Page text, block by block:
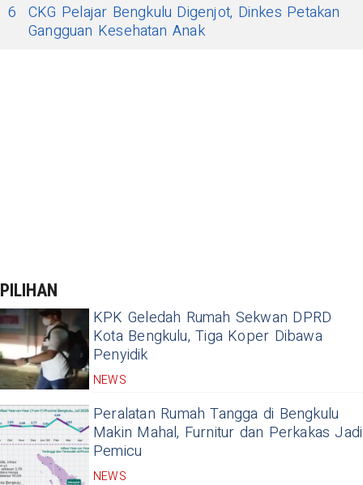
6 CKG Pelajar Bengkulu Digenjot, Dinkes Petakan
Gangguan Kesehatan Anak
PILIHAN
KPK Geledah Rumah Sekwan DPRD
Kota Bengkulu, Tiga Koper Dibawa
Penyidik
NEWS
Peralatan Rumah Tangga di Bengkulu
Makin Mahal, Furnitur dan Perkakas Jadi
Pemicu
NEWS